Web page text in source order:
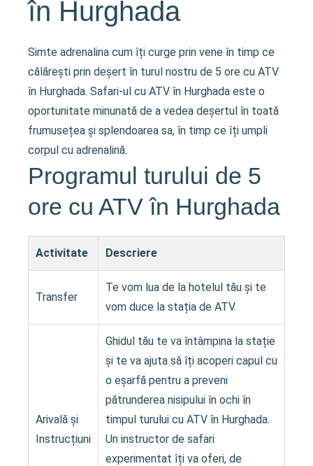
în Hurghada
Simte adrenalina cum îți curge prin vene în timp ce
călărești prin deșert în turul nostru de 5 ore cu ATV
în Hurghada. Safari-ul cu ATV în Hurghada este o
oportunitate minunată de a vedea deșertul în toată
frumusețea și splendoarea sa, în timp ce îți umpli
corpul cu adrenalină.
Programul turului de 5
ore cu ATV în Hurghada
Activitate Descriere
Transfer
Te vom lua de la hotelul tău și te
vom duce la stația de ATV.
Arivală și
Instrucțiuni
Ghidul tău te va întâmpina la stație
și te va ajuta să îți acoperi capul cu
o eșarfă pentru a preveni
pătrunderea nisipului în ochi în
timpul turului cu ATV în Hurghada.
Un instructor de safari
experimentat îți va oferi, de